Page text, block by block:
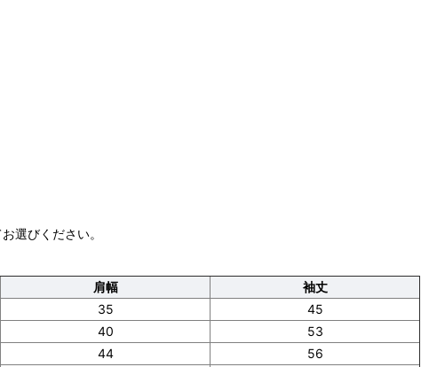
選びください。
肩幅
袖丈
35
45
40
53
44
56